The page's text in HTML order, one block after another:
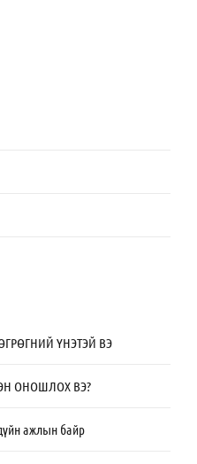
ҮНЭТЭЙ ВЭ
ОНОШЛОХ ВЭ?
ажлын байр